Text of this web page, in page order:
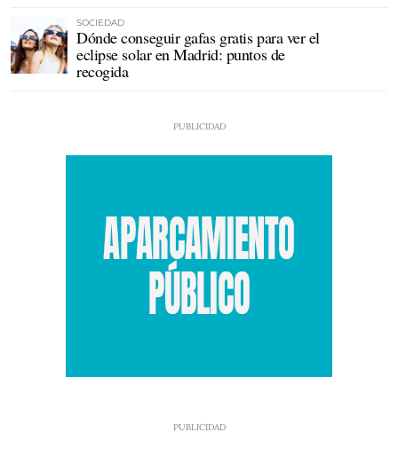
SOCIEDAD
Dónde conseguir gafas gratis para ver el
eclipse solar en Madrid: puntos de
recogida